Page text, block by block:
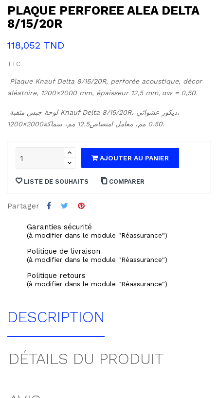
PLAQUE PERFOREE ALEA DELTA
8/15/20R
118,052 TND
TTC
Plaque Knauf Delta 8/15/20R, perforée acoustique, décor
aléatoire, 1200×2000 mm, épaisseur 12,5 mm, αw = 0,50.
لوحة جبس مثقبة Knauf Delta 8/15/20R، ديكور عشوائي،
‎1200×2000مم، سماكة ‎12.5مم، معامل امتصاص ‎0.50.
AJOUTER AU PANIER
LISTE DE SOUHAITS COMPARER
Partager
Garanties sécurité
(à modifier dans le module "Réassurance")
Politique de livraison
(à modifier dans le module "Réassurance")
Politique retours
(à modifier dans le module "Réassurance")
DESCRIPTION
DÉTAILS DU PRODUIT